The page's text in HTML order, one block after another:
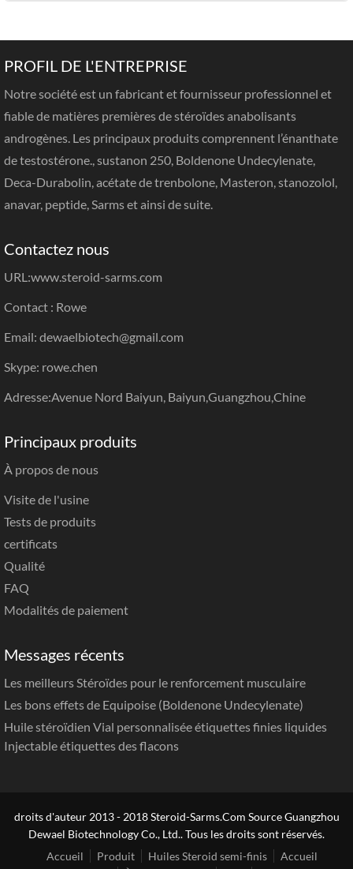
PROFIL DE L'ENTREPRISE
Notre société est un fabricant et fournisseur professionnel et
fiable de matières premières de stéroïdes anabolisants
androgènes. Les principaux produits comprennent l’énanthate
de testostérone., sustanon 250, Boldenone Undecylenate,
Deca-Durabolin, acétate de trenbolone, Masteron, stanozolol,
anavar, peptide, Sarms et ainsi de suite.
Contactez nous
URL:www.steroid-sarms.com
Contact : Rowe
Email: dewaelbiotech@gmail.com
Skype: rowe.chen
Adresse:Avenue Nord Baiyun, Baiyun,Guangzhou,Chine
Principaux produits
À propos de nous
Visite de l'usine
Tests de produits
certificats
Qualité
FAQ
Modalités de paiement
Messages récents
Les meilleurs Stéroïdes pour le renforcement musculaire
Les bons effets de Equipoise (Boldenone Undecylenate)
Huile stéroïdien Vial personnalisée étiquettes finies liquides
Injectable étiquettes des flacons
droits d'auteur 2013 - 2018 Steroid-Sarms.Com Source Guangzhou
Dewael Biotechnology Co., Ltd.. Tous les droits sont réservés.
Accueil
Produit Huiles Steroid semi-finis
Accueil